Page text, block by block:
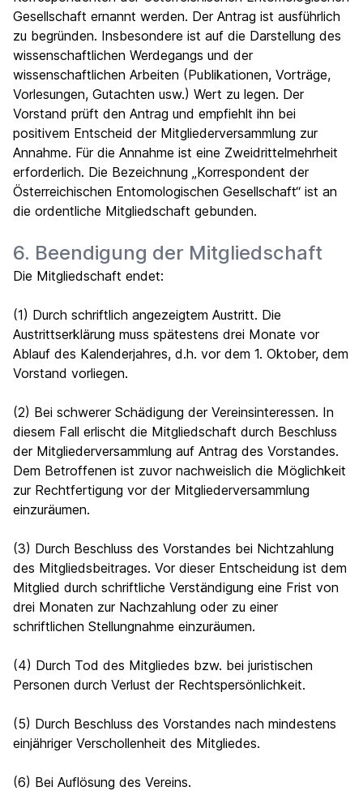
Gesellschaft ernannt werden. Der Antrag ist ausführlich
zu begründen. Insbesondere ist auf die Darstellung des
wissenschaftlichen Werdegangs und der
wissenschaftlichen Arbeiten (Publikationen, Vorträge,
Vorlesungen, Gutachten usw.) Wert zu legen. Der
Vorstand prüft den Antrag und empfiehlt ihn bei
positivem Entscheid der Mitgliederversammlung zur
Annahme. Für die Annahme ist eine Zweidrittelmehrheit
erforderlich. Die Bezeichnung „Korrespondent der
Österreichischen Entomologischen Gesellschaft“ ist an
die ordentliche Mitgliedschaft gebunden.
6. Beendigung der Mitgliedschaft
Die Mitgliedschaft endet:
(1) Durch schriftlich angezeigtem Austritt. Die
Austrittserklärung muss spätestens drei Monate vor
Ablauf des Kalenderjahres, d.h. vor dem 1. Oktober, dem
Vorstand vorliegen.
(2) Bei schwerer Schädigung der Vereinsinteressen. In
diesem Fall erlischt die Mitgliedschaft durch Beschluss
der Mitgliederversammlung auf Antrag des Vorstandes.
Dem Betroffenen ist zuvor nachweislich die Möglichkeit
zur Rechtfertigung vor der Mitgliederversammlung
einzuräumen.
(3) Durch Beschluss des Vorstandes bei Nichtzahlung
des Mitgliedsbeitrages. Vor dieser Entscheidung ist dem
Mitglied durch schriftliche Verständigung eine Frist von
drei Monaten zur Nachzahlung oder zu einer
schriftlichen Stellungnahme einzuräumen.
(4) Durch Tod des Mitgliedes bzw. bei juristischen
Personen durch Verlust der Rechtspersönlichkeit.
(5) Durch Beschluss des Vorstandes nach mindestens
einjähriger Verschollenheit des Mitgliedes.
(6) Bei Auflösung des Vereins.